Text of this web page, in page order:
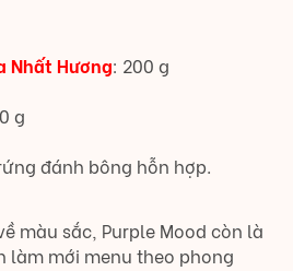
Nhất Hương: 200 g
g
đánh bông hỗn hợp.
màu sắc, Purple Mood còn là
làm mới menu theo phong